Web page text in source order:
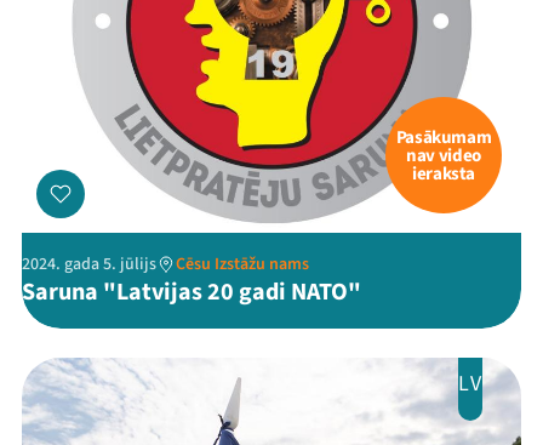
Pasākumam
nav video
ieraksta
2024. gada 5. jūlijs Cēsu Izstāžu nams
Saruna "Latvijas 20 gadi NATO"
LV